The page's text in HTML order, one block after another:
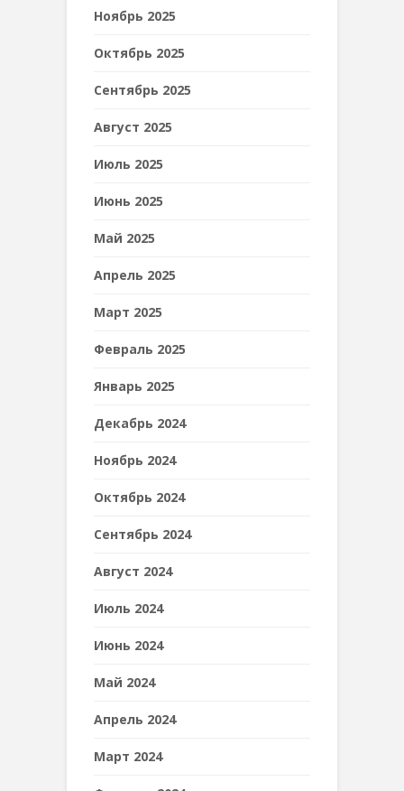
Ноябрь 2025
Октябрь 2025
Сентябрь 2025
Август 2025
Июль 2025
Июнь 2025
Май 2025
Апрель 2025
Март 2025
Февраль 2025
Январь 2025
Декабрь 2024
Ноябрь 2024
Октябрь 2024
Сентябрь 2024
Август 2024
Июль 2024
Июнь 2024
Май 2024
Апрель 2024
Март 2024